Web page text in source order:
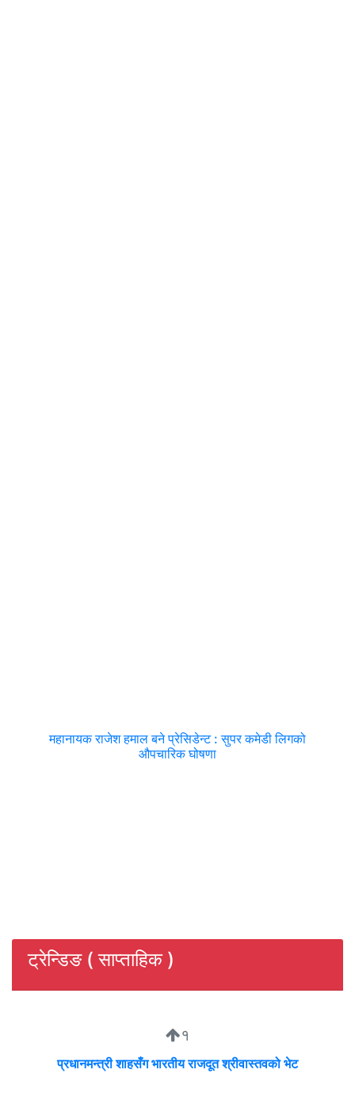
महानायक राजेश हमाल बने प्रेसिडेन्ट : सुपर कमेडी लिगको
औपचारिक घोषणा
ट्रेन्डिङ ( साप्ताहिक )
१
प्रधानमन्त्री शाहसँग भारतीय राजदूत श्रीवास्तवको भेट